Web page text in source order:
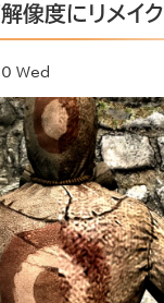
像度にリメイク
Wed